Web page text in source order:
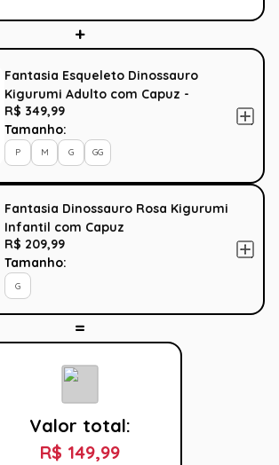
Fantasia Esqueleto Dinossauro
Kigurumi Adulto com Capuz -
Halloween
R$ 349,99
Tamanho:
P M G GG
Fantasia Dinossauro Rosa Kigurumi
Infantil com Capuz
R$ 209,99
Tamanho:
G
Valor total:
R$ 149,99